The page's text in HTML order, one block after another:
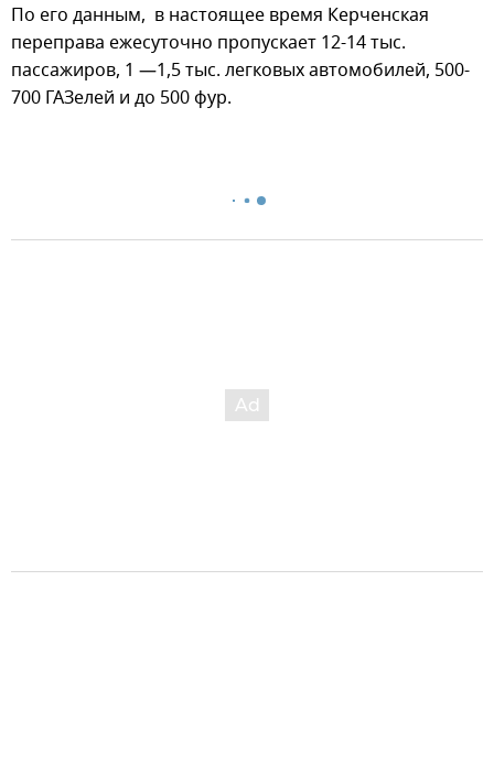
По его данным, в настоящее время Керченская
переправа ежесуточно пропускает 12-14 тыс.
пассажиров, 1 —1,5 тыс. легковых автомобилей, 500-
700 ГАЗелей и до 500 фур.